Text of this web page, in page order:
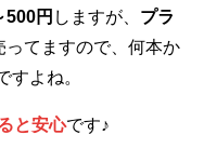
500円 しますが、 プラ
ってますので、何本か
すよね。
と安心です♪